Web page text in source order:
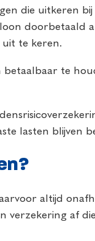
die uitkeren
doorbetaald
uit te keren.
betaalbaar te
lasten blijven
altijd
verzekering af